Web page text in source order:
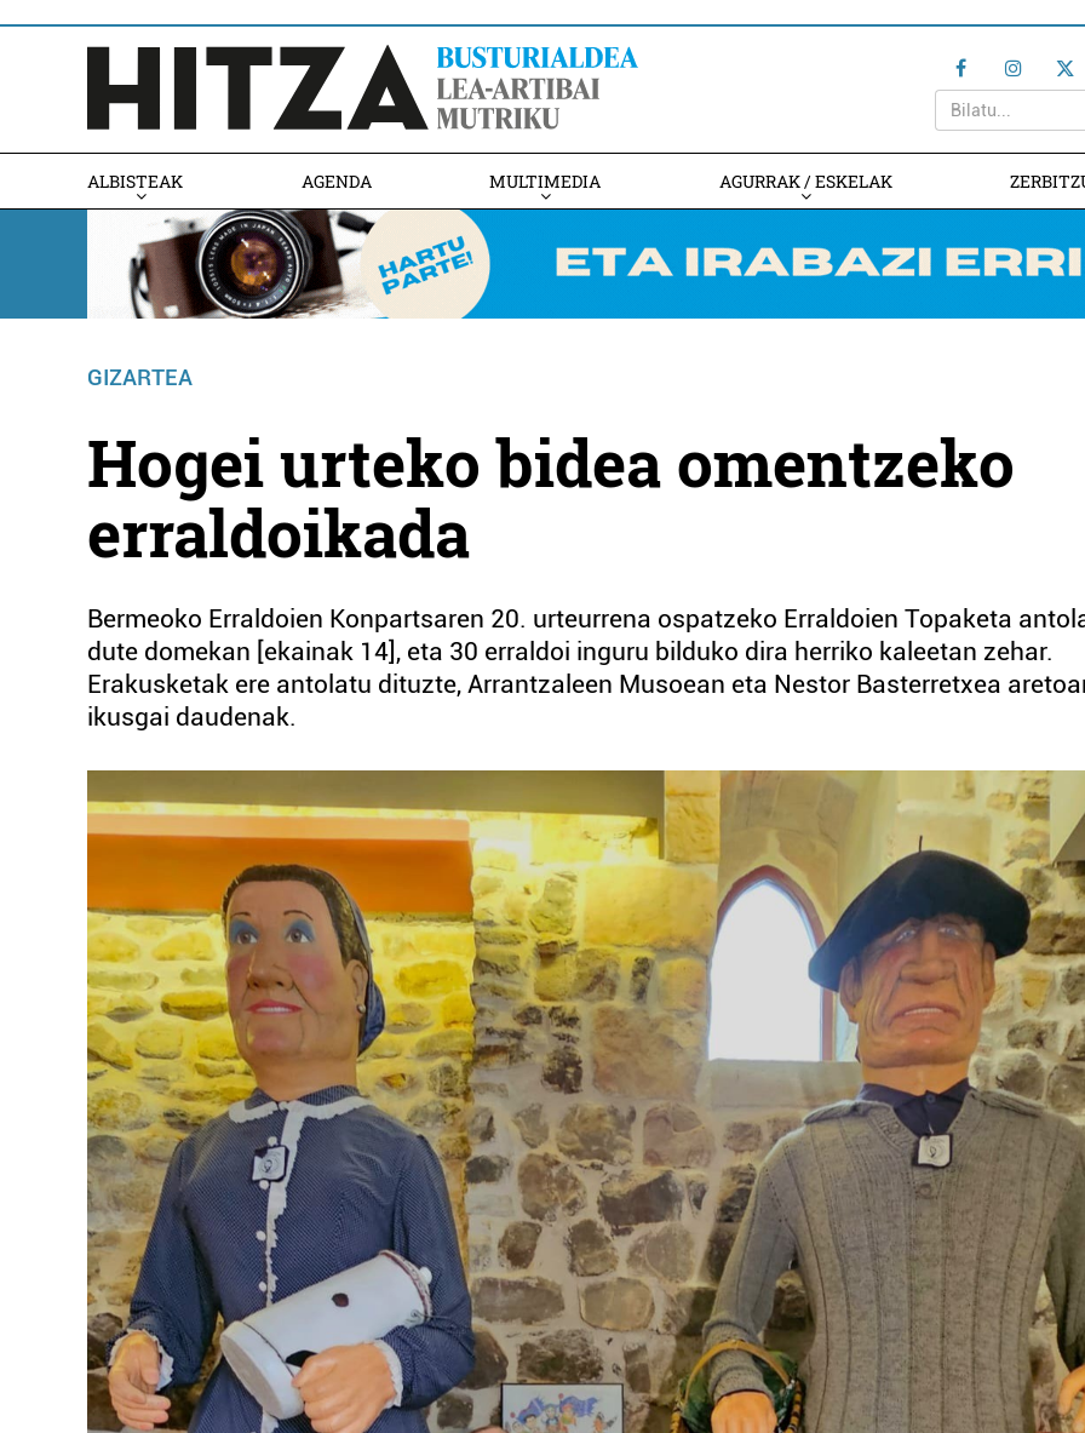
ALBISTEAK AGENDA MULTIMEDIA AGURRAK / ESKELAK
GIZARTEA
Hogei urteko bidea omentzeko
erraldoikada
Bermeoko Erraldoien Konpartsaren 20. urteurrena ospatzeko Erraldoien Topaketa
dute domekan [ekainak 14], eta 30 erraldoi inguru bilduko dira herriko kaleetan zehar.
Erakusketak ere antolatu dituzte, Arrantzaleen Musoean eta Nestor Basterretxea
ikusgai daudenak.